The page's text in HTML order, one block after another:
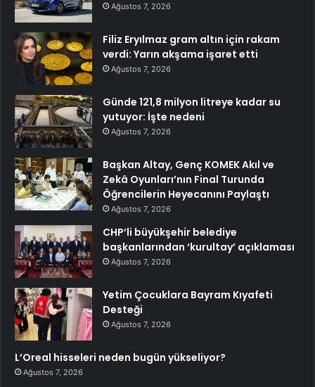
Ağustos 7, 2026
Filiz Eryılmaz gram altın için rakam
verdi: Yarın akşama işaret etti
Ağustos 7, 2026
Günde 121,8 milyon litreye kadar su
yutuyor: İşte nedeni
Ağustos 7, 2026
Başkan Altay, Genç KOMEK Akıl ve
Zekâ Oyunları’nın Final Turunda
Öğrencilerin Heyecanını Paylaştı
Ağustos 7, 2026
CHP’li büyükşehir belediye
başkanlarından ‘kurultay’ açıklaması
Ağustos 7, 2026
Yetim Çocuklara Bayram Kıyafeti
Desteği
Ağustos 7, 2026
L’Oreal hisseleri neden bugün yükseliyor?
Ağustos 7, 2026